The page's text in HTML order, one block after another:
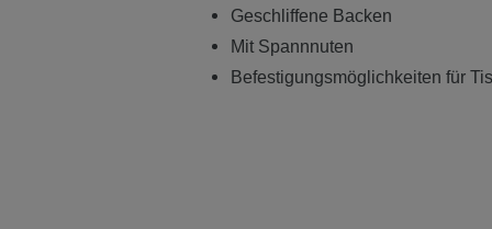
Geschliffene Backen
Mit Spannnuten
Befestigungsmöglichkeiten für